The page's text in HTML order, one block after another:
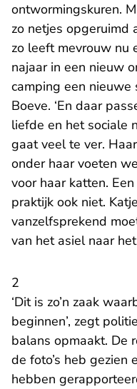
ontwormingskuren.
zo netjes opgeruimd
zo leeft mevrouw nu
najaar in een nieuw
camping een nieuwe
Boeve. ‘En daar
liefde en het sociale
gaat veel te ver.
onder haar voeten
voor haar katten.
praktijk ook niet.
vanzelfsprekend
van het asiel naar
2
‘Dit is zo’n zaak
beginnen’, zegt
balans opmaakt. De
de foto’s heb gezien
hebben